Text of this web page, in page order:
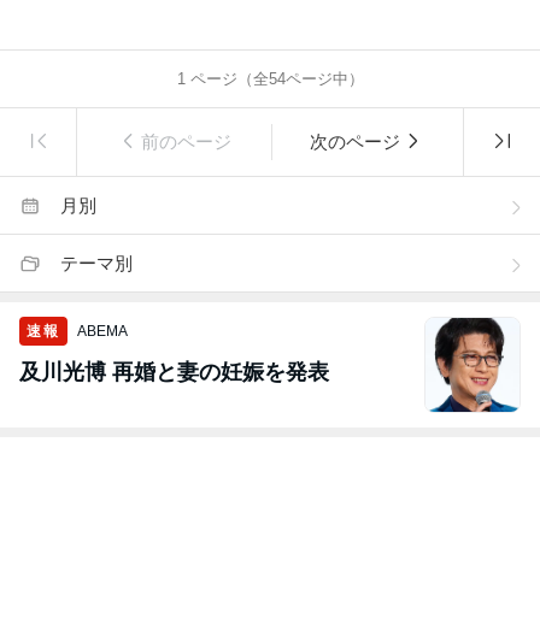
1ページ（全54ページ中）
前のページ 次のページ
月別
テーマ別
速報 ABEMA
及川光博 再婚と妻の妊娠を発表